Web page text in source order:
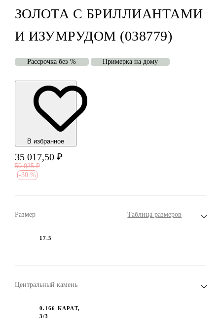
ЗОЛОТА С БРИЛЛИАНТАМИ
И ИЗУМРУДОМ (038779)
Рассрочка без % Примерка на дому
В избранноe
35 017,50 ₽
50 025 ₽
-30 %
Размер Таблица размеров
17.5
Центральный камень
0.166 КАРАТ,
3/3